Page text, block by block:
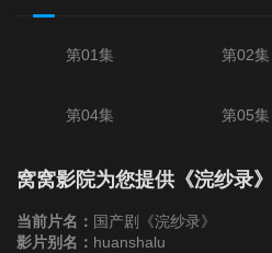
第01集 第02集
第04集 第05集
第07集 第08集
第10集
窝窝影院为您提供《浣纱录
当前片名： 国产剧《浣纱录》
影片别名： huanshalu